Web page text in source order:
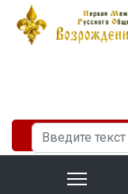
Искать...